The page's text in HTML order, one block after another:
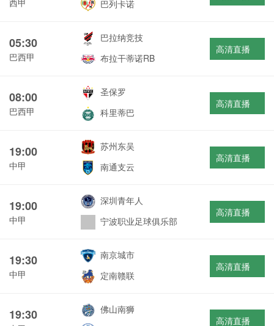
巴列卡诺
05:30
巴西甲
巴拉纳竞技
布拉干蒂诺RB
高清直播
08:00
巴西甲
圣保罗
科里蒂巴
高清直播
19:00
中甲
苏州东吴
南通支云
高清直播
19:00
中甲
深圳青年人
宁波职业足球俱乐部
高清直播
19:30
中甲
南京城市
定南赣联
高清直播
19:30
佛山南狮
高清直播